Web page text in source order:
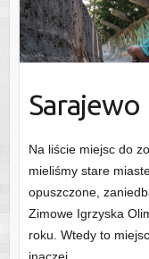
Sarajewo
Na liście miejsc do
mieliśmy stare
opuszczone,
Zimowe Igrzyska
roku. Wtedy to